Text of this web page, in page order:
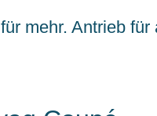
mehr. Antrieb für